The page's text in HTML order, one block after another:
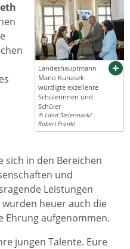
Landeshauptmann
Mario Kunasek
würdigte exzellente
Schülerinnen und
Schüler
© Land Steiermark/
Robert Frankl
sich in den Bereichen
und
Leistungen
heuer auch die
Ehrung aufgenommen.
jungen Talente. Eure